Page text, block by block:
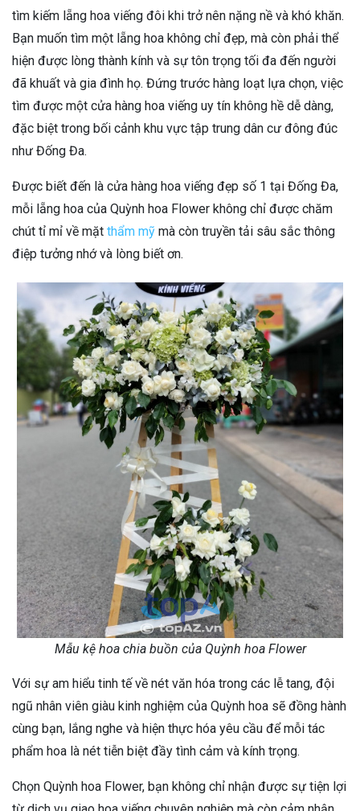
tìm kiếm lẵng hoa viếng đôi khi trở nên nặng nề và khó khăn.
Bạn muốn tìm một lẵng hoa không chỉ đẹp, mà còn phải thể
hiện được lòng thành kính và sự tôn trọng tối đa đến người
đã khuất và gia đình họ. Đứng trước hàng loạt lựa chọn, việc
tìm được một cửa hàng hoa viếng uy tín không hề dễ dàng,
đặc biệt trong bối cảnh khu vực tập trung dân cư đông đúc
như Đống Đa.
Được biết đến là cửa hàng hoa viếng đẹp số 1 tại Đống Đa,
mỗi lẵng hoa của Quỳnh hoa Flower không chỉ được chăm
chút tỉ mỉ về mặt thẩm mỹ mà còn truyền tải sâu sắc thông
điệp tưởng nhớ và lòng biết ơn.
Mẫu kệ hoa chia buồn của Quỳnh hoa Flower
Với sự am hiểu tinh tế về nét văn hóa trong các lễ tang, đội
ngũ nhân viên giàu kinh nghiệm của Quỳnh hoa sẽ đồng hành
cùng bạn, lắng nghe và hiện thực hóa yêu cầu để mỗi tác
phẩm hoa là nét tiễn biệt đầy tình cảm và kính trọng.
Chọn Quỳnh hoa Flower, bạn không chỉ nhận được sự tiện lợi